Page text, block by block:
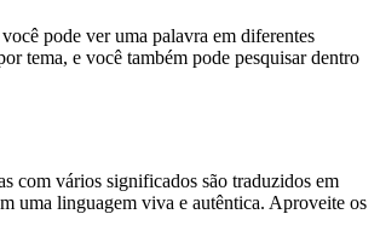
pode ver uma palavra em diferentes
tema, e você também pode pesquisar dentro
com vários significados são traduzidos em
uma linguagem viva e autêntica. Aproveite os